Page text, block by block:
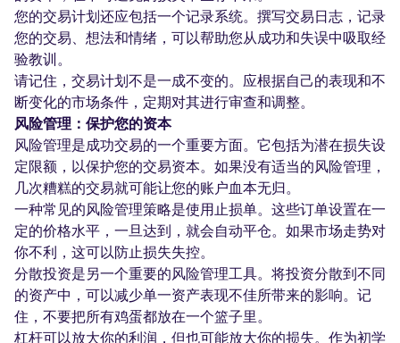
您的交易计划还应包括一个记录系统。撰写交易日志，记录
您的交易、想法和情绪，可以帮助您从成功和失误中吸取经
验教训。
请记住，交易计划不是一成不变的。应根据自己的表现和不
断变化的市场条件，定期对其进行审查和调整。
风险管理：保护您的资本
风险管理是成功交易的一个重要方面。它包括为潜在损失设
定限额，以保护您的交易资本。如果没有适当的风险管理，
几次糟糕的交易就可能让您的账户血本无归。
一种常见的风险管理策略是使用止损单。这些订单设置在一
定的价格水平，一旦达到，就会自动平仓。如果市场走势对
你不利，这可以防止损失失控。
分散投资是另一个重要的风险管理工具。将投资分散到不同
的资产中，可以减少单一资产表现不佳所带来的影响。记
住，不要把所有鸡蛋都放在一个篮子里。
杠杆可以放大你的利润，但也可能放大你的损失。作为初学